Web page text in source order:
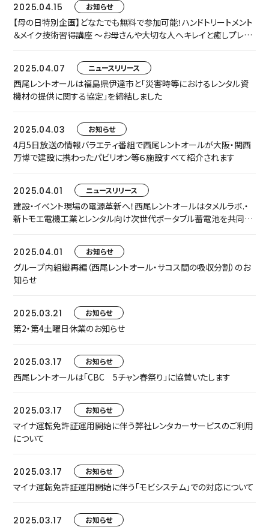
2025.04.15 お知らせ
【母の日特別企画】どなたでも無料で参加可能！ハンドトリートメント
＆メイク技術習得講座 ～お母さんや大切な人へキレイと癒しプレゼ
2025.04.07
ニュースリリース
西尾レントオールは福島県伊達市と「災害時等におけるレンタル資
機材の提供に関する協定」を締結しました
2025.04.03 お知らせ
4月5日放送の情報バラエティ番組で西尾レントオールが大阪・関西
万博で建設に携わったパビリオン等６施設すべて紹介されます
2025.04.01 ニュースリリース
建設・イベント現場の電源革新へ！西尾レントオールはタメルラボ.・
新トモエ電機工業とレンタル向け次世代ポータブル蓄電池を共同開
2025.04.01
お知らせ
グループ内組織再編（西尾レントオール・サコス間の吸収分割）のお
知らせ
2025.03.21 お知らせ
第2・第4土曜日休業のお知らせ
2025.03.17 お知らせ
西尾レントオールは「CBC 5チャン春祭り」に協賛いたします
2025.03.17 お知らせ
マイナ運転免許証運用開始に伴う弊社レンタカーサービスのご利用
について
2025.03.17 お知らせ
マイナ運転免許証運用開始に伴う「モビシステム」での対応について
2025.03.17 お知らせ